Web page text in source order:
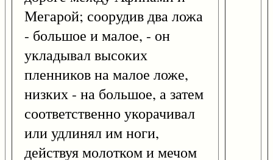
Мегарой; соорудив два ложа
- большое и малое, - он
укладывал высоких
пленников на малое ложе,
низких - на большое, а затем
соответственно укорачивал
или удлинял им ноги,
действуя молотком и мечом